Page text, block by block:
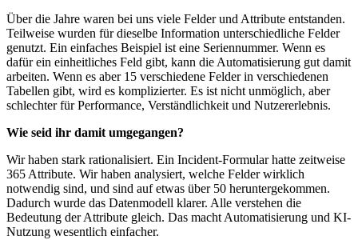
Über die Jahre waren bei uns viele Felder und Attribute entstanden.
Teilweise wurden für dieselbe Information unterschiedliche Felder
genutzt. Ein einfaches Beispiel ist eine Seriennummer. Wenn es
dafür ein einheitliches Feld gibt, kann die Automatisierung gut damit
arbeiten. Wenn es aber 15 verschiedene Felder in verschiedenen
Tabellen gibt, wird es komplizierter. Es ist nicht unmöglich, aber
schlechter für Performance, Verständlichkeit und Nutzererlebnis.
Wie seid ihr damit umgegangen?
Wir haben stark rationalisiert. Ein Incident-Formular hatte zeitweise
365 Attribute. Wir haben analysiert, welche Felder wirklich
notwendig sind, und sind auf etwas über 50 heruntergekommen.
Dadurch wurde das Datenmodell klarer. Alle verstehen die
Bedeutung der Attribute gleich. Das macht Automatisierung und KI-
Nutzung wesentlich einfacher.